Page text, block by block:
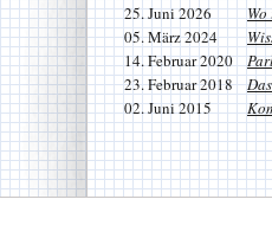
25. Juni 2026
05. März 2024
14. Februar 2020
23. Februar 2018
02. Juni 2015